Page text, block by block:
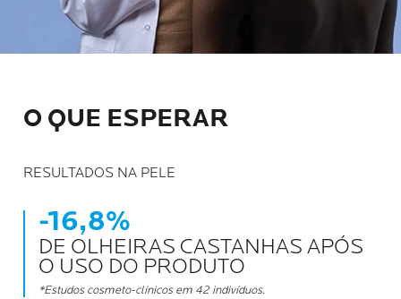
O QUE ESPERAR
RESULTADOS NA PELE
-16,8%
DE OLHEIRAS CASTANHAS APÓS
O USO DO PRODUTO
*Estudos cosmeto-clínicos em 42 indivíduos.